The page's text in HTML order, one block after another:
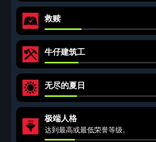
救赎
牛仔建筑工
无尽的夏日
极端人格
达到最高或最低荣誉等级。